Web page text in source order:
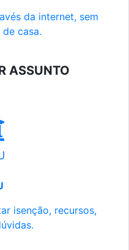
da internet, sem
casa.
ASSUNTO
isenção, recursos,